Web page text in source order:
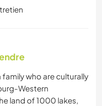
who are culturally
Western
land of 1000 lakes,